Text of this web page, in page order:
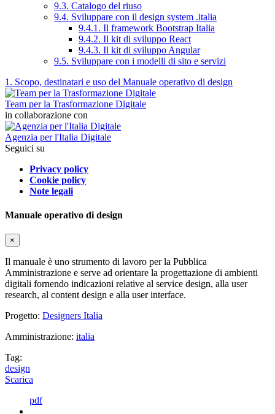
9.3. Catalogo del riuso
9.4. Sviluppare con il design system .italia
9.4.1. Il framework Bootstrap Italia
9.4.2. Il kit di sviluppo React
9.4.3. Il kit di sviluppo Angular
9.5. Sviluppare con i modelli di sito e servizi
1. Scopo, destinatari e uso del Manuale operativo di design
Team per la Trasformazione Digitale
in collaborazione con
Agenzia per l'Italia Digitale
Seguici su
Privacy policy
Cookie policy
Note legali
Manuale operativo di design
×
Il manuale è uno strumento di lavoro per la Pubblica
Amministrazione e serve ad orientare la progettazione di ambienti
digitali fornendo indicazioni relative al service design, alla user
research, al content design e alla user interface.
Progetto: Designers Italia
Amministrazione: italia
Tag:
design
Scarica
pdf